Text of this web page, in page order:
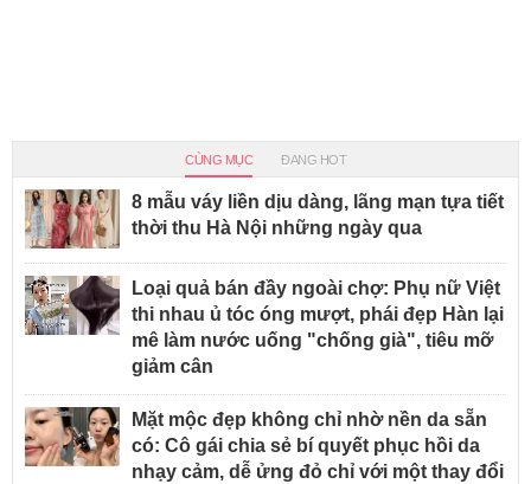
CÙNG MỤC ĐANG HOT
8 mẫu váy liền dịu dàng, lãng mạn tựa tiết
thời thu Hà Nội những ngày qua
Loại quả bán đầy ngoài chợ: Phụ nữ Việt
thi nhau ủ tóc óng mượt, phái đẹp Hàn lại
mê làm nước uống "chống già", tiêu mỡ
giảm cân
Mặt mộc đẹp không chỉ nhờ nền da sẵn
có: Cô gái chia sẻ bí quyết phục hồi da
nhạy cảm, dễ ửng đỏ chỉ với một thay đổi